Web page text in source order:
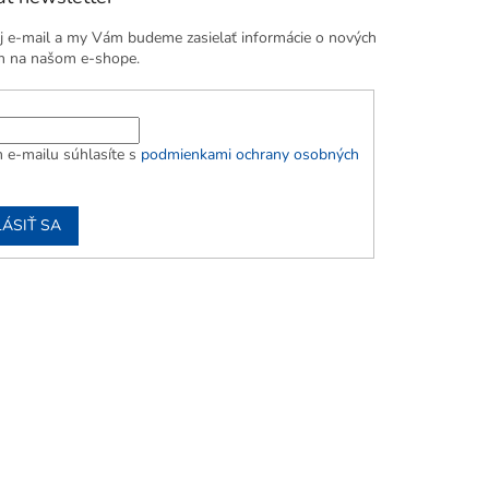
e-mail a my Vám budeme zasielať informácie o nových
na našom e-shope.
e-mailu súhlasíte s podmienkami ochrany osobných
SA